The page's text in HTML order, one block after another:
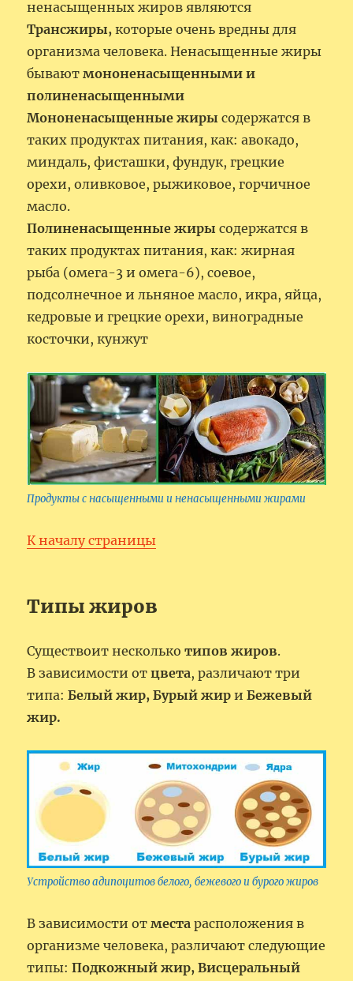
ненасыщенных жиров являются
Трансжиры, которые очень вредны для
организма человека. Ненасыщенные жиры
бываютмононенасыщенными и
полиненасыщенными
Мононенасыщенные жиры содержатся в
таких продуктах питания, как: авокадо,
миндаль, фисташки, фундук, грецкие
орехи, оливковое, рыжиковое, горчичное
масло.
Полиненасыщенные жиры содержатся в
таких продуктах питания, как: жирная
рыба (омега-3 и омега-6), соевое,
подсолнечное и льняное масло, икра, яйца,
кедровые и грецкие орехи, виноградные
косточки, кунжут
Продукты с насыщенными и ненасыщенными жирами
К началу страницы
Типы жиров
Существоит несколькотипов жиров.
В зависимости отцвета, различают три
типа:Белый жир, Бурый жири Бежевый
жир.
Устройство адипоцитов белого, бежевого и бурого жиров
В зависимости отместа расположения в
организме человека, различают следующие
типы:Подкожный жир, Висцеральный